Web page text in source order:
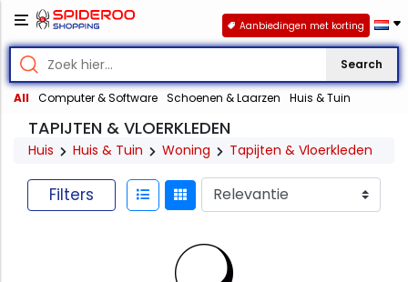
Search
All Computer & Software Schoenen & Laarzen Huis & Tuin
Aanbiedingen met korting
TAPIJTEN & VLOERKLEDEN
Huis Huis & Tuin Woning Tapijten & Vloerkleden
Filters